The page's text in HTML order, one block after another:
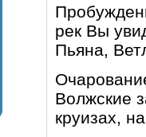
рек Вы
Пьяна,
Волжские
круизах,